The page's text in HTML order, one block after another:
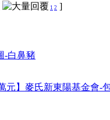
賽文章
人創作
1 2 ]
-白鼻豬
元】麥氏新東陽基金會-